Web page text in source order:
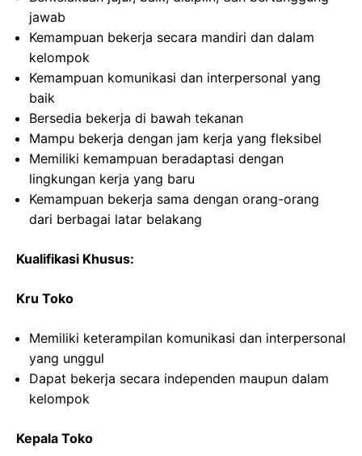
jawab
Kemampuan bekerja secara mandiri dan dalam
kelompok
Kemampuan komunikasi dan interpersonal yang
baik
Bersedia bekerja di bawah tekanan
Mampu bekerja dengan jam kerja yang fleksibel
Memiliki kemampuan beradaptasi dengan
lingkungan kerja yang baru
Kemampuan bekerja sama dengan orang-orang
dari berbagai latar belakang
Kualifikasi Khusus:
Kru Toko
Memiliki keterampilan komunikasi dan interpersonal
yang unggul
Dapat bekerja secara independen maupun dalam
kelompok
Kepala Toko